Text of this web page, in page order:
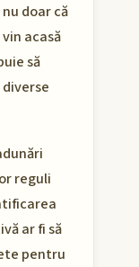
doar că
acasă
să
reguli
ar fi să
pentru